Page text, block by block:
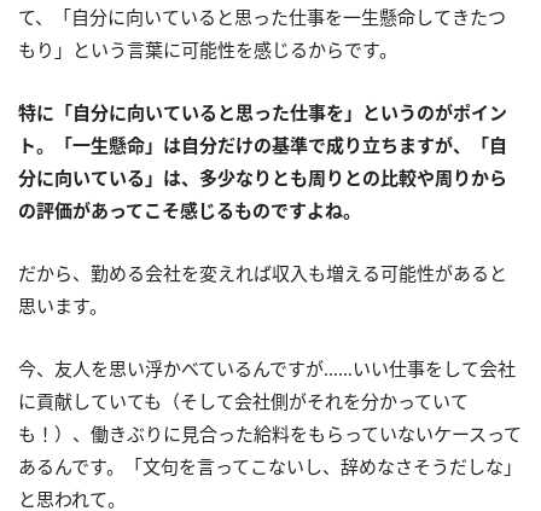
て、「自分に向いていると思った仕事を一生懸命してきたつ
もり」という言葉に可能性を感じるからです。
特に「自分に向いていると思った仕事を」というのがポイン
ト。「一生懸命」は自分だけの基準で成り立ちますが、「自
分に向いている」は、多少なりとも周りとの比較や周りから
の評価があってこそ感じるものですよね。
だから、勤める会社を変えれば収入も増える可能性があると
思います。
今、友人を思い浮かべているんですが……いい仕事をして会社
に貢献していても（そして会社側がそれを分かっていて
も！）、働きぶりに見合った給料をもらっていないケースって
あるんです。「文句を言ってこないし、辞めなさそうだしな」
と思われて。